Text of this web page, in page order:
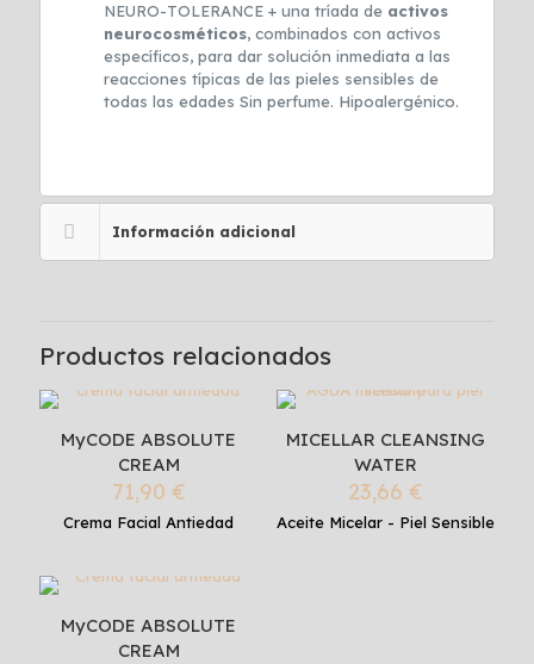
NEURO-TOLERANCE + una tríada de activos
neurocosméticos, combinados con activos
específicos, para dar solución inmediata a las
reacciones típicas de las pieles sensibles de
todas las edades Sin perfume. Hipoalergénico.
Información adicional
Productos relacionados
MyCODE ABSOLUTE
CREAM
71,90 €
Crema Facial Antiedad
MICELLAR CLEANSING
WATER
23,66 €
Aceite Micelar - Piel Sensible
MyCODE ABSOLUTE
CREAM